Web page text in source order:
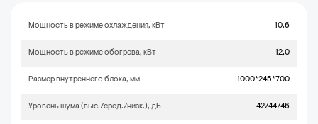
Мощность в режиме охлаждения, кВт 10.6
Мощность в режиме обогрева, кВт 12,0
Размер внутреннего блока, мм 1000*245*700
Уровень шума (выс./сред./низк.), дБ 42/44/46